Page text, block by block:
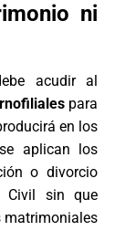
ni
acudir al
para
en los
aplican los
o divorcio
Civil sin que
matrimoniales